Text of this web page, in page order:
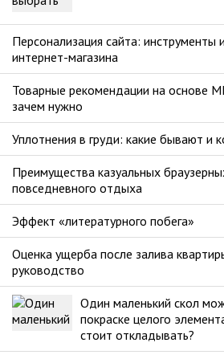
Персонализация сайта: инструменты
интернет-магазина
Товарные рекомендации на основе
зачем нужно
Уплотнения в груди: какие бывают и
Преимущества казуальных
повседневного отдыха
Эффект «литературного побега»
Оценка ущерба после залива
руководство
Один маленький скол
покраске целого
стоит откладывать?